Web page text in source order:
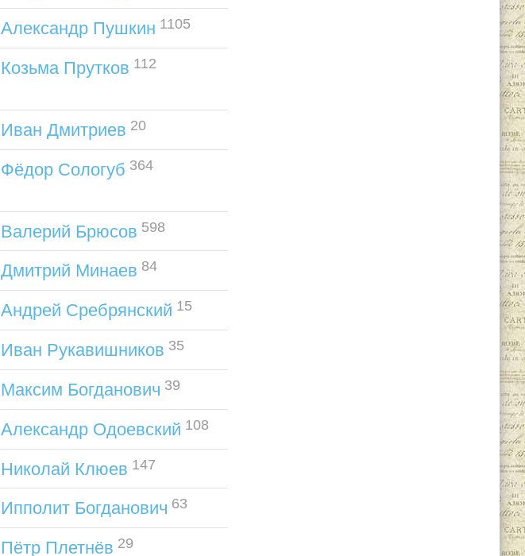
Александр Пушкин 1105
Козьма Прутков 112
Иван Дмитриев 20
Фёдор Сологуб 364
Валерий Брюсов 598
Дмитрий Минаев 84
Андрей Сребрянский 15
Иван Рукавишников 35
Максим Богданович 39
Александр Одоевский 108
Николай Клюев 147
Ипполит Богданович 63
Пётр Плетнёв 29